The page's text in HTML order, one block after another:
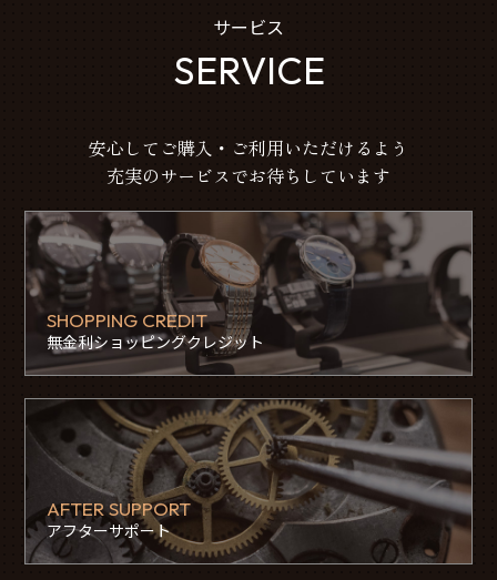
サービス
SERVICE
安心してご購入・ご利用いただけるよう
充実のサービスでお待ちしています
SHOPPING CREDIT
無金利ショッピングクレジット
AFTER SUPPORT
アフターサポート